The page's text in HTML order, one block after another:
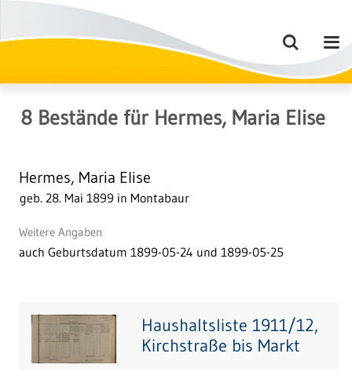
8 Bestände für Hermes, Maria Elise
Hermes, Maria Elise
geb. 28. Mai 1899 in Montabaur
Weitere Angaben
auch Geburtsdatum 1899-05-24 und 1899-05-25
Haushaltsliste 1911/12,
Kirchstraße bis Markt